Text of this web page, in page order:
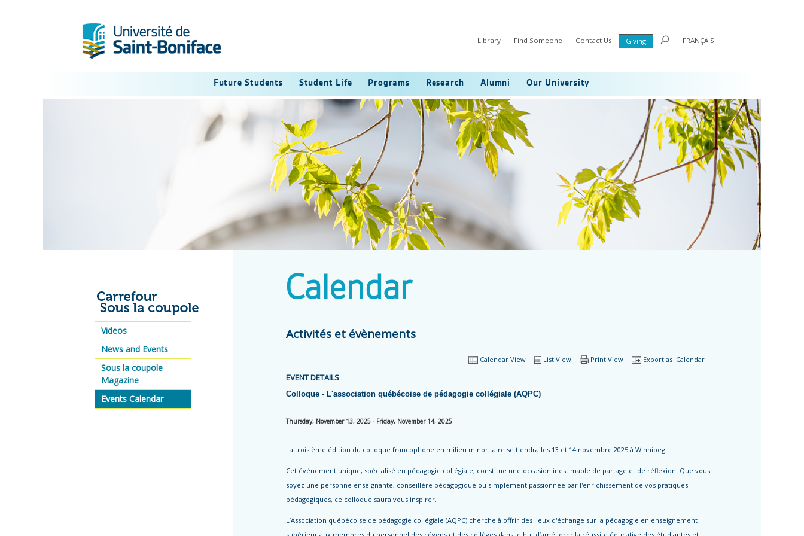
Library Find Someone Contact Us Giving FRANÇAIS
Future Students Student Life Programs Research Alumni Our University
Calendar
Activités et évènements
Calendar View List View Print View Export as iCalendar
EVENT DETAILS
Colloque - L'association québécoise de pédagogie collégiale (AQPC)
Thursday, November 13, 2025 - Friday, November 14, 2025
La troisième édition du colloque francophone en milieu minoritaire se tiendra les 13 et 14 novembre 2025 à Winnipeg.
Cet événement unique, spécialisé en pédagogie collégiale, constitue une occasion inestimable de partage et de réflexion. Que vous
soyez une personne enseignante, conseillère pédagogique ou simplement passionnée par l'enrichissement de vos pratiques
pédagogiques, ce colloque saura vous inspirer.
L’Association québécoise de pédagogie collégiale (AQPC) cherche à offrir des lieux d'échange sur la pédagogie en enseignement
Videos
News and Events
Sous la coupole
Magazine
Events Calendar